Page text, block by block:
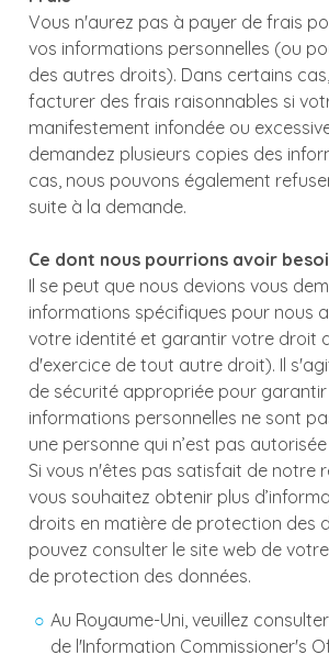
Vous n'aurez pas à payer de frais
vos informations personnelles (ou
des autres droits). Dans certains
facturer des frais raisonnables si
manifestement infondée ou
demandez plusieurs copies des
cas, nous pouvons également
suite à la demande.
Ce dont nous pourrions avoir
Il se peut que nous devions vous
informations spécifiques pour nous
votre identité et garantir votre droit
d'exercice de tout autre droit). Il
de sécurité appropriée pour garantir
informations personnelles ne sont
une personne qui n’est pas
Si vous n'êtes pas satisfait de notre
vous souhaitez obtenir plus
droits en matière de protection des
pouvez consulter le site web de
de protection des données.
Au Royaume-Uni, veuillez
de l'Information Commissioner's